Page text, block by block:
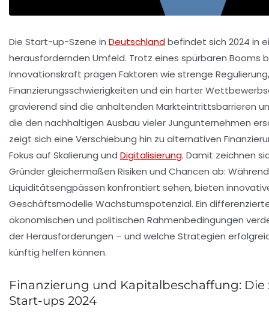
Die Start-up-Szene in Deutschlandbefindet sich 2024 in
herausfordernden Umfeld. Trotz eines spürbaren Booms
Innovationskraft prägen Faktoren wie strenge Regulierung,
Finanzierungsschwierigkeiten und ein harter
gravierend sind die anhaltenden Markteintrittsbarrieren
die den nachhaltigen Ausbau vieler Jungunternehmen
zeigt sich eine Verschiebung hin zu alternativen
Fokus auf Skalierung und Digitalisierung. Damit zeichnen
Gründer gleichermaßen Risiken und Chancen ab:
Liquiditätsengpässen konfrontiert sehen, bieten
Geschäftsmodelle Wachstumspotenzial. Ein
ökonomischen und politischen Rahmenbedingungen
der Herausforderungen – und welche Strategien
künftig helfen können.
Finanzierung und Kapitalbeschaffung: Die
Start-ups 2024